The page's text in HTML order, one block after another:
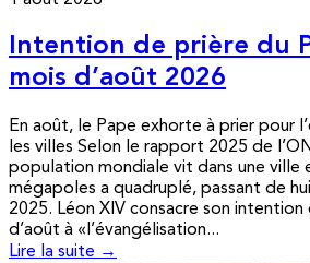
Intention de prière du
mois d’août 2026
En août, le Pape exhorte à prier pour
les villes Selon le rapport 2025 de
population mondiale vit dans une ville
mégapoles a quadruplé, passant de
2025. Léon XIV consacre son intention
d’août à «l’évangélisation...
Lire la suite →